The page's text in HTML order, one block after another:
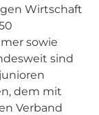
Wirtschaft
sowie
sind
dem mit
Verband